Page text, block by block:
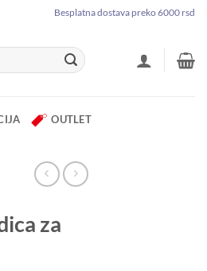
Besplatna dostava preko 6000 rsd
OUTLET
za